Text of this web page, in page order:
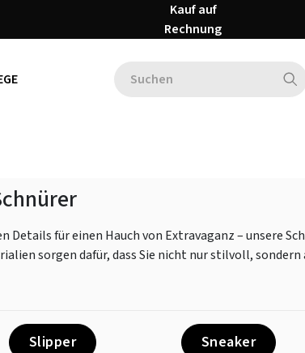
Kauf auf
Rechnung
für einen Hauch von Extravaganz – unsere
sorgen dafür, dass Sie nicht nur stilvoll,
Slipper Sneaker